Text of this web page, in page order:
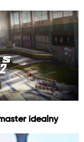
idealny